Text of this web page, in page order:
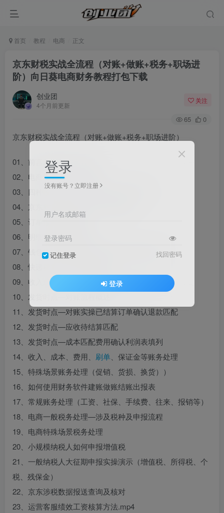
首页 教程 电商 正文
京东财税实战全流程（对账+做账+税务+职场进
阶）向日葵电商财务教程打包下载
创业团
4个月前更新
关注
65 0
京东财税实战全流程（对账+做账+税务+职场进阶）
01、前言及课程内容介绍
02、电商财务工作流程概述
03、四种收入确认方式优缺点及结算方式
04、京东对账所需报表以及导出路径
05、订单报表字段解释
06、明细账单费用项解释
07、钱包流水和商城结算明细区别及对应关系
08、快递核对流程及案例讲解
09、收入成本确认—精简版对账实操全流程
10、发货时点—对账流程概述
11、发货时点—对账实操已结算订单确认退款匹配
12、发货时点—应收待结算匹配
13、发货时点—成本匹配费用确认利润表填列
14、收入、成本、费用、 刷单 、保证金等账务处理
15、特殊场景账务处理（促销、货损、换货））
16、如何使用财务软件建账做账结账出报表
17、常规账务处理（工资、社保、手续费、往来、报销等）
18、电商一般税务处理—涉及税种及申报流程
19、电商特殊场景税务处理
20、小规模纳税人如何申报增值税
21、一般纳税人大征期申报实操演示（增值税、所得税、个
税、残保金）
22、京东涉税数据报送查询及核对
23、运营客服绩效工资核算方法.mp4
登录
没有账号？立即注册
用户名或邮箱
登录密码
记住登录 找回密码
登录